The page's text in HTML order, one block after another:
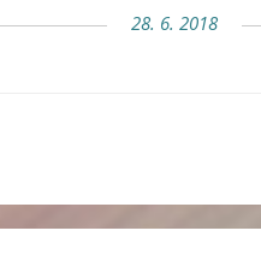
28. 6. 2018